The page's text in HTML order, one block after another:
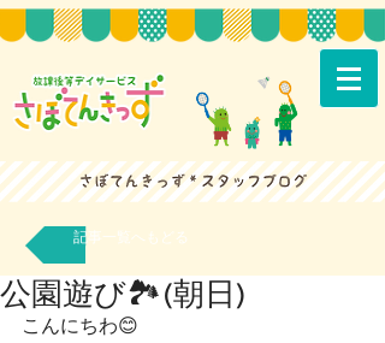
記事一覧へもどる
公園遊び🏞(朝日)
こんにちわ😊